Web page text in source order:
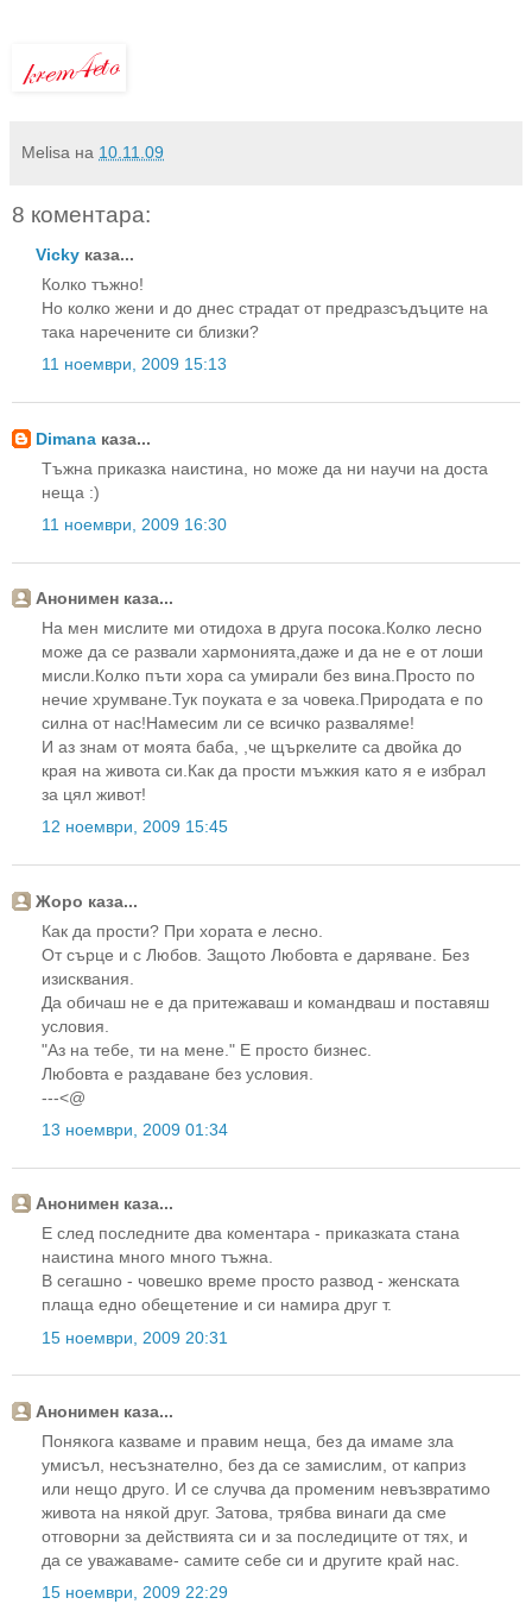
Melisa на 10.11.09
8 коментара:
Vicky каза...
Колко тъжно!
Но колко жени и до днес страдат от предразсъдъците на
така наречените си близки?
11 ноември, 2009 15:13
Dimana каза...
Тъжна приказка наистина, но може да ни научи на доста
неща :)
11 ноември, 2009 16:30
Анонимен каза...
На мен мислите ми отидоха в друга посока.Колко лесно
може да се развали хармонията,даже и да не е от лоши
мисли.Колко пъти хора са умирали без вина.Просто по
нечие хрумване.Тук поуката е за човека.Природата е по
силна от нас!Намесим ли се всичко разваляме!
И аз знам от моята баба, ,че щъркелите са двойка до
края на живота си.Как да прости мъжкия като я е избрал
за цял живот!
12 ноември, 2009 15:45
Жоро каза...
Как да прости? При хората е лесно.
От сърце и с Любов. Защото Любовта е даряване. Без
изисквания.
Да обичаш не е да притежаваш и командваш и поставяш
условия.
"Аз на тебе, ти на мене." Е просто бизнес.
Любовта е раздаване без условия.
---<@
13 ноември, 2009 01:34
Анонимен каза...
Е след последните два коментара - приказката стана
наистина много много тъжна.
В сегашно - човешко време просто развод - женската
плаща едно обещетение и си намира друг т.
15 ноември, 2009 20:31
Анонимен каза...
Понякога казваме и правим неща, без да имаме зла
умисъл, несъзнателно, без да се замислим, от каприз
или нещо друго. И се случва да променим невъзвратимо
живота на някой друг. Затова, трябва винаги да сме
отговорни за действията си и за последиците от тях, и
да се уважаваме- самите себе си и другите край нас.
15 ноември, 2009 22:29